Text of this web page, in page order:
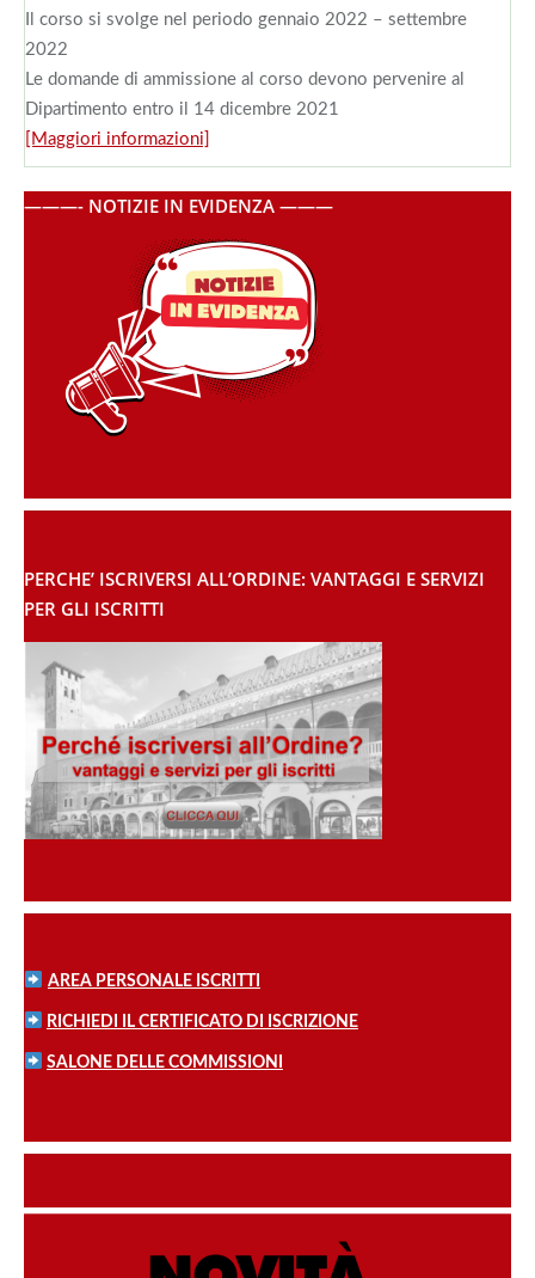
Il corso si svolge nel periodo gennaio 2022 – settembre
2022
Le domande di ammissione al corso devono pervenire al
Dipartimento entro il 14 dicembre 2021
[Maggiori informazioni]
———- NOTIZIE IN EVIDENZA ———
PERCHE’ ISCRIVERSI ALL’ORDINE: VANTAGGI E SERVIZI
PER GLI ISCRITTI
AREA PERSONALE ISCRITTI
RICHIEDI IL CERTIFICATO DI ISCRIZIONE
SALONE DELLE COMMISSIONI